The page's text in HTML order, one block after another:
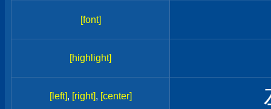
[font]
[highlight]
[left], [right], [center]